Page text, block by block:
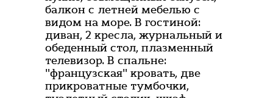
балкон с летней мебелью с
видом на море. В гостиной:
диван, 2 кресла, журнальный и
обеденный стол, плазменный
телевизор. В спальне:
"французская" кровать, две
прикроватные тумбочки,